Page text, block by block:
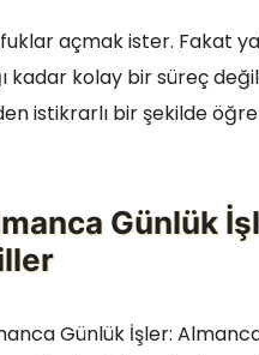
açmak ister. Fakat
kadar kolay bir süreç
istikrarlı bir şekilde
Günlük
Günlük İşler: